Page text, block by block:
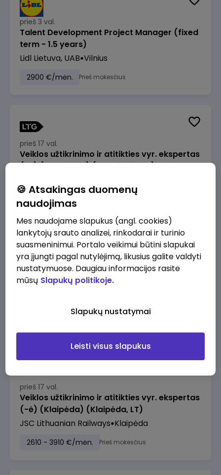
prieš 3 val.
Talent Development Project Manager (fixed
term - 1.5 years)
Lidl Lietuva, UAB Vilnius
2900 €/mėn. Prieš mokesčius
prieš 17 val.
Veiklos užtikrinimo ir atitikties vyr. ekspertas
(-ė) (Radviliškis) (Radviliškis, LT)
2610 - 3910 €/mėn.
prieš 17 val.
Veiklos užtikrinimo ir atitikties vyr. ekspertas
(-ė) (Kaunas) (Kaunas, LT)
prieš 17 val.
Veiklos užtikrinimo ir atitikties vyr. ekspertas
(-ė) (Klaipėda) (Klaipėda, LT)
JSC Lithuanian Railways Klaipėda
2610 - 3910 €/mėn. Prieš mokesčius
🍪 Atsakingas duomenų
naudojimas
Mes naudojame slapukus (angl. cookies)
lankytojų srauto analizei, rinkodarai ir turinio
suasmeninimui. Portalo veikimui būtini slapukai
yra įjungti pagal nutylėjimą, likusius galite valdyti
nustatymuose. Daugiau informacijos rasite
mūsų Slapukų politikoje.
Slapukų nustatymai
Leisti visus slapukus